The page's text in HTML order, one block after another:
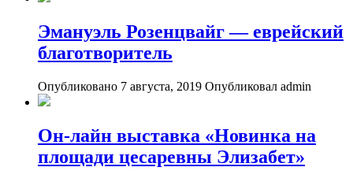
Эмануэль Розенцвайг — еврейский
благотворитель
Опубликовано 7 августа, 2019 Опубликовал admin
Он-лайн выставка «Новинка на
площади цесаревны Элизабет»